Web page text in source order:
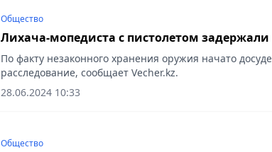
Общество
Лихача-мопедиста с пистолетом
По факту незаконного хранения оружия начато
расследование, сообщает Vecher.kz.
28.06.2024 10:33
Общество